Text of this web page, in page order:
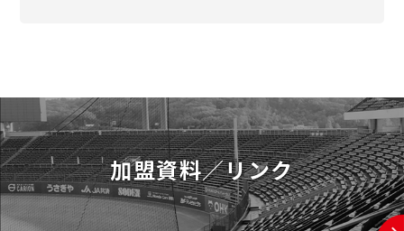
加盟資料／リンク